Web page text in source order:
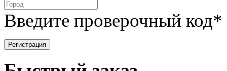
Введите проверочный код*